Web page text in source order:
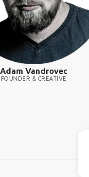
Adam Vandrovec
FOUNDER & CREATIVE